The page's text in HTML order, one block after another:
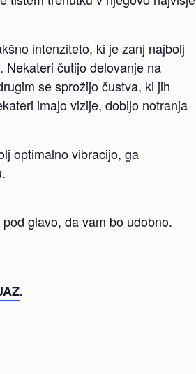
intenziteto, ki je zanj najbolj
Nekateri čutijo delovanje na
se sprožijo čustva, ki jih
imajo vizije, dobijo notranja
optimalno vibracijo, ga
glavo, da vam bo udobno.
.